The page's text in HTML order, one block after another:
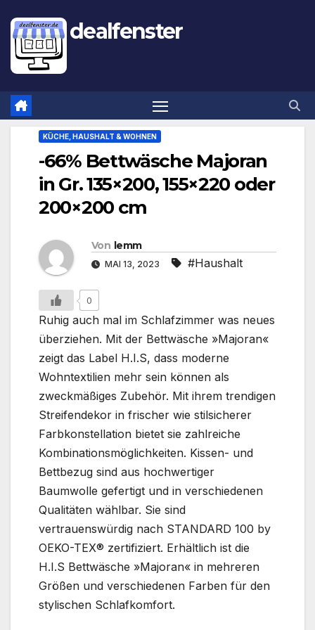
dealfenster
KÜCHE, HAUSHALT & WOHNEN
-66% Bettwäsche Majoran
in Gr. 135×200, 155×220 oder
200×200 cm
Von lemm
MAI 13, 2023 #Haushalt
0
Ruhig auch mal im Schlafzimmer was neues
überziehen. Mit der Bettwäsche »Majoran«
zeigt das Label H.I.S, dass moderne
Wohntextilien mehr sein können als
zweckmäßiges Zubehör. Mit ihrem trendigen
Streifendekor in frischer wie stilsicherer
Farbkonstellation bietet sie zahlreiche
Kombinationsmöglichkeiten. Kissen- und
Bettbezug sind aus hochwertiger
Baumwolle gefertigt und in verschiedenen
Qualitäten wählbar. Sie sind
vertrauenswürdig nach STANDARD 100 by
OEKO-TEX® zertifiziert. Erhältlich ist die
H.I.S Bettwäsche »Majoran« in mehreren
Größen und verschiedenen Farben für den
stylischen Schlafkomfort.